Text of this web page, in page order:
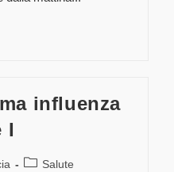
influenza
I
Salute